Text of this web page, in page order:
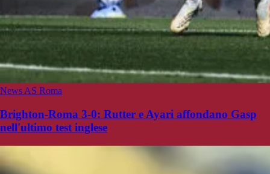
News AS Roma
Brighton-Roma 3-0: Rutter e Ayari affondano Gasp
nell'ultimo test inglese